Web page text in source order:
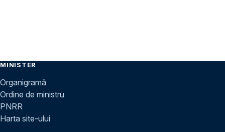
MINISTER
Organigramă
Ordine de ministru
PNRR
Harta site-ului